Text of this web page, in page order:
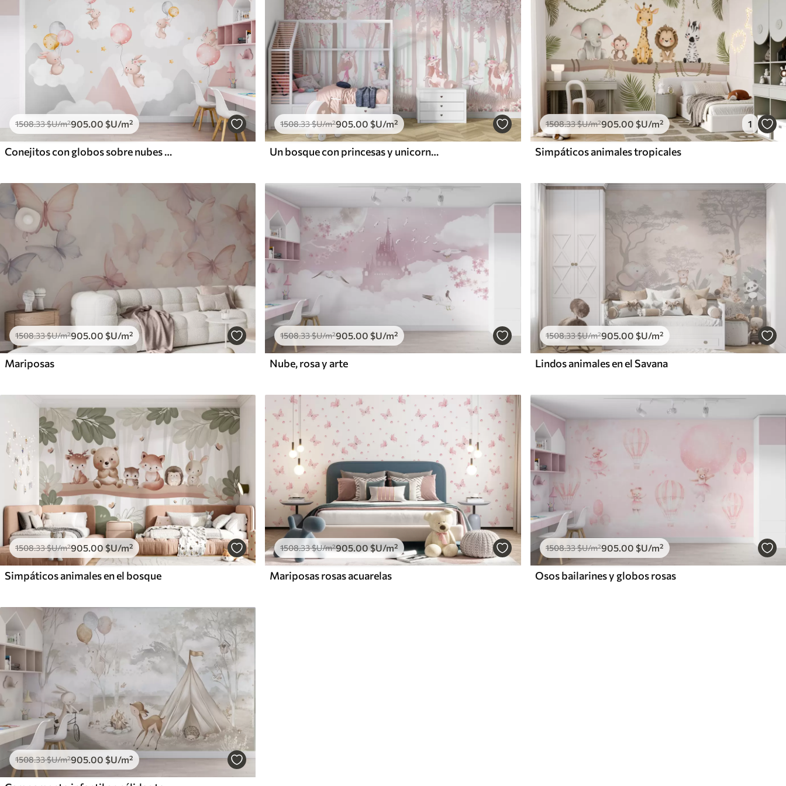
1508.33$U/m²905 .00 $U/m²
Conejitos con globos sobre nubes entre picos montañosos
1508.33$U/m²905 .00 $U/m²
Un bosque con princesas y unicornios
1508.33$U/m²905.00 $U/m² 1
Simpáticos animales tropicales
1508.33$U/m²905.00 $U/m²
Mariposas
1508.33$U/m²905.00 $U/m²
Nube, rosa y arte
1508.33$U/m²905.00 $U/m²
Lindos animales en el Savana
1508.33$U/m²905 .00 $U/m²
Simpáticos animales en el bosque
1508.33$U/m²905 .00 $U/m²
Mariposas rosas acuarelas
1508.33$U/m²905.00 $U/m²
Osos bailarines y globos rosas
1508.33$U/m²905.00 $U/m²